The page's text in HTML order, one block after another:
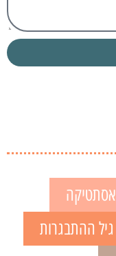
אסתטיקה
גיל ההתבגרות